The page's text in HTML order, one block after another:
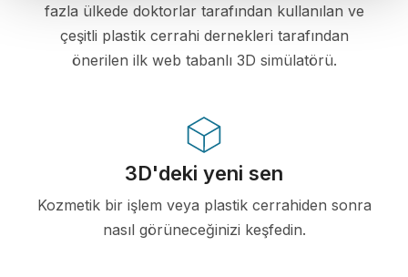
fazla ülkede doktorlar tarafından kullanılan ve
çeşitli plastik cerrahi dernekleri tarafından
önerilen ilk web tabanlı 3D simülatörü.
3D'deki yeni sen
Kozmetik bir işlem veya plastik cerrahiden sonra
nasıl görüneceğinizi keşfedin.